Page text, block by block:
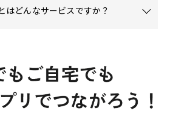
はどんなサービスですか？